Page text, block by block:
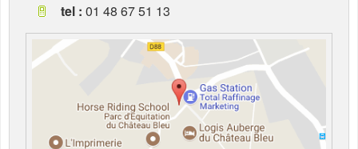
tel : 01 48 67 51 13